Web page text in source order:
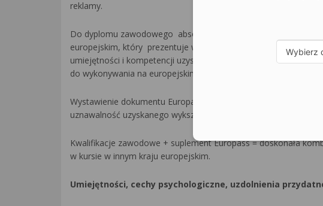
reklamy.
Do dyplomu zawodowego absolwent otrzymuje suplement
europejskim, który prezentuje w sposób jednolity dla wszystkich
umiejętności i kompetencji uzyskanych przez posiadacza
do wykonywania na europejskim rynku pracy.
Wystawienie dokumentu Europass w wersji dwujęzyczne
uznawalność uzyskanego wykształcenia we wszystkich krajach
Kwalifikacje zawodowe + suplement Europass = doskonała
w kursie w innym kraju europejskim.
Umiejętności, cechy psychologiczne, uzdolnienia